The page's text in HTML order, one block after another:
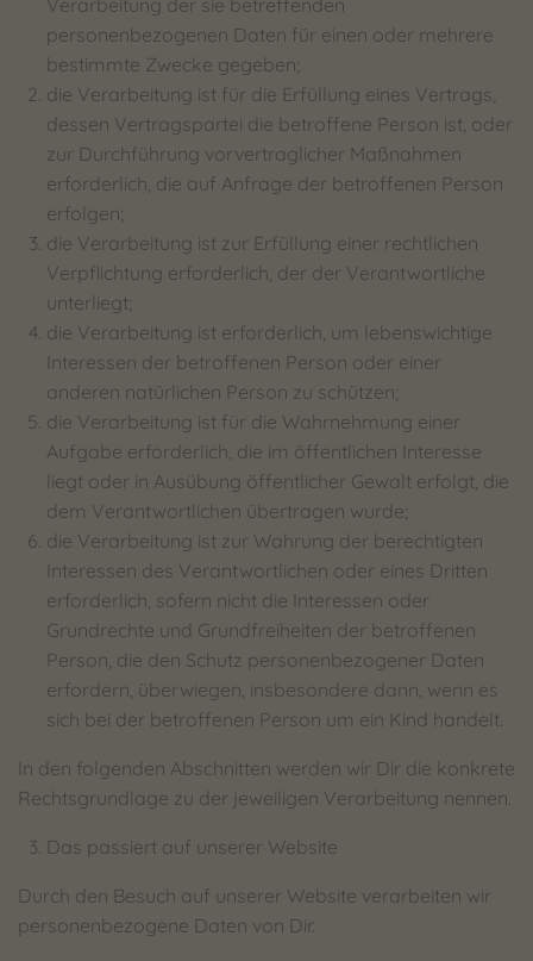
Verarbeitung der sie betreffenden
personenbezogenen Daten für einen oder mehrere
bestimmte Zwecke gegeben;
die Verarbeitung ist für die Erfüllung eines Vertrags,
dessen Vertragspartei die betroffene Person ist, oder
zur Durchführung vorvertraglicher Maßnahmen
erforderlich, die auf Anfrage der betroffenen Person
erfolgen;
die Verarbeitung ist zur Erfüllung einer rechtlichen
Verpflichtung erforderlich, der der Verantwortliche
unterliegt;
die Verarbeitung ist erforderlich, um lebenswichtige
Interessen der betroffenen Person oder einer
anderen natürlichen Person zu schützen;
die Verarbeitung ist für die Wahrnehmung einer
Aufgabe erforderlich, die im öffentlichen Interesse
liegt oder in Ausübung öffentlicher Gewalt erfolgt, die
dem Verantwortlichen übertragen wurde;
die Verarbeitung ist zur Wahrung der berechtigten
Interessen des Verantwortlichen oder eines Dritten
erforderlich, sofern nicht die Interessen oder
Grundrechte und Grundfreiheiten der betroffenen
Person, die den Schutz personenbezogener Daten
erfordern, überwiegen, insbesondere dann, wenn es
sich bei der betroffenen Person um ein Kind handelt.
In den folgenden Abschnitten werden wir Dir die konkrete
Rechtsgrundlage zu der jeweiligen Verarbeitung nennen.
Das passiert auf unserer Website
Durch den Besuch auf unserer Website verarbeiten wir
personenbezogene Daten von Dir.